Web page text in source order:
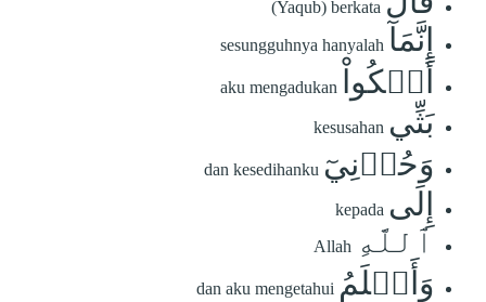
(Yaqub) berkata
إِنَّمَآ sesungguhnya hanyalah
أَشۡكُواْ aku mengadukan
بَثِّي kesusahan
وَحُزۡنِيٓ dan kesedihanku
إِلَى kepada
ٱللَّهِ Allah
وَأَعۡلَمُ dan aku mengetahui